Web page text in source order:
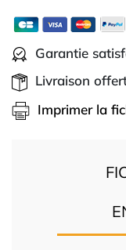
Garantie
Livraison
Imprimer la